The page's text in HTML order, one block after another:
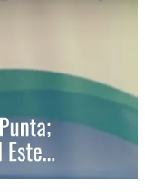
Inmobiliaria lanzó Go